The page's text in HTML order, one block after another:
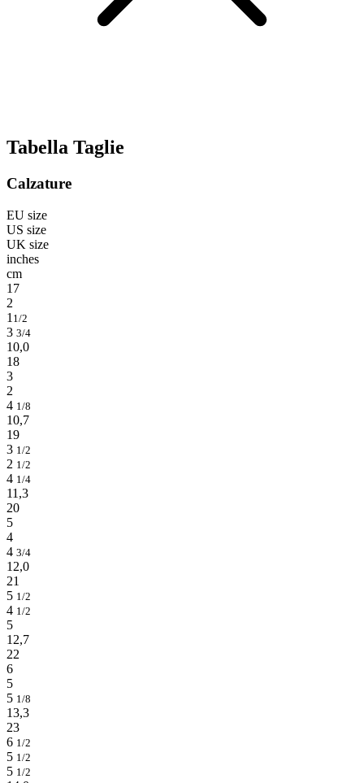
Tabella Taglie
Calzature
EU size
US size
UK size
inches
cm
17
2
1 1/2
3 3/4
10,0
18
3
2
4 1/8
10,7
19
3 1/2
2 1/2
4 1/4
11,3
20
5
4
4 3/4
12,0
21
5 1/2
4 1/2
5
12,7
22
6
5
5 1/8
13,3
23
6 1/2
5 1/2
5 1/2